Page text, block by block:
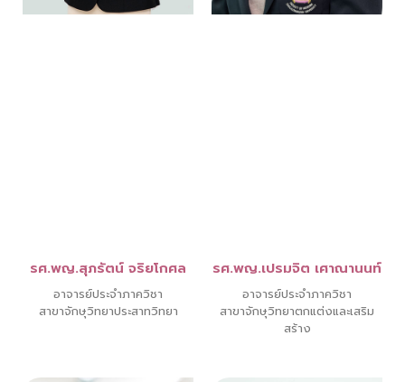
รศ.พญ.สุภรัตน์ จริยโกศล
อาจารย์ประจำภาควิชา
สาขาจักษุวิทยาประสาทวิทยา
รศ.พญ.เปรมจิต เศาณานนท์
อาจารย์ประจำภาควิชา
สาขาจักษุวิทยาตกแต่งและเสริม
สร้าง